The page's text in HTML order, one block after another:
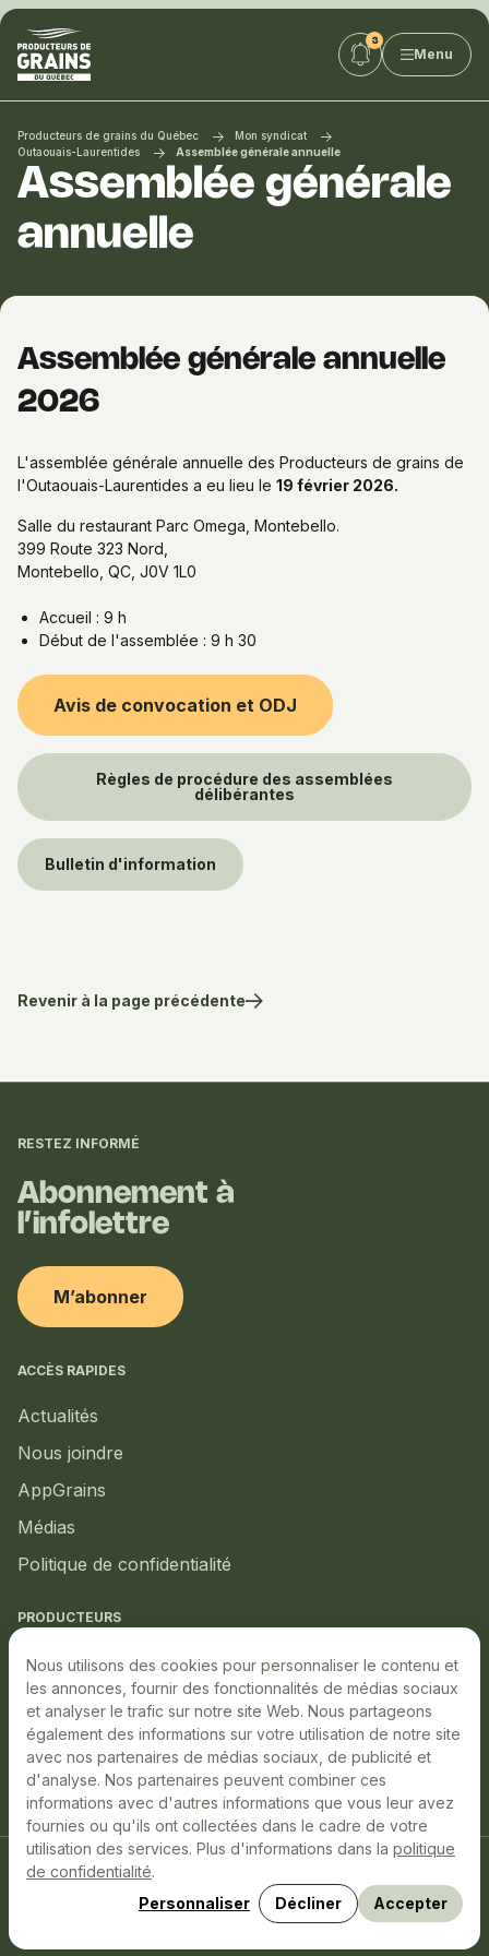
Producteurs
de
grains
du
Québec
:
PGQ
Menu
Producteurs de grains du Québec
Mon syndicat
Outaouais-Laurentides
Assemblée générale annuelle
Assemblée générale
annuelle
Assemblée générale annuelle
2026
L'assemblée générale annuelle des Producteurs de grains de
l'Outaouais-Laurentides a eu lieu le 19 février 2026.
Salle du restaurant Parc Omega, Montebello.
399 Route 323 Nord,
Montebello, QC, J0V 1L0
Accueil : 9 h
Début de l'assemblée : 9 h 30
Avis de convocation et ODJ
Règles de procédure des assemblées
délibérantes
Bulletin d'information
Revenir à la page précédente
complémentaires
RESTEZ INFORMÉ
Abonnement à
l’infolettre
M’abonner
ACCÈS RAPIDES
Actualités
Nous joindre
AppGrains
Médias
Politique de confidentialité
PRODUCTEURS
Marché local
Marché boursier
Production durable
Événements à venir
LinkedInYouTube
Facebook
Site conçu, développé et hébergé parLibéo
Nous utilisons des cookies pour personnaliser le contenu et
les annonces, fournir des fonctionnalités de médias sociaux
et analyser le trafic sur notre site Web. Nous partageons
également des informations sur votre utilisation de notre site
avec nos partenaires de médias sociaux, de publicité et
d'analyse. Nos partenaires peuvent combiner ces
informations avec d'autres informations que vous leur avez
fournies ou qu'ils ont collectées dans le cadre de votre
utilisation des services. Plus d'informations dans la politique
de confidentialité.
Personnaliser
Décliner Accepter